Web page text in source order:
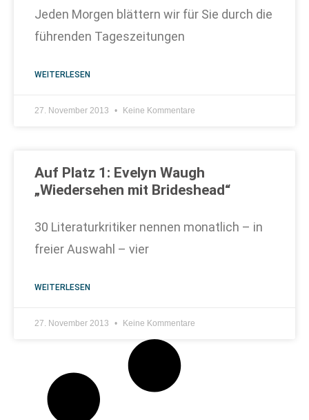
Jeden Morgen blättern wir für Sie durch die
führenden Tageszeitungen
WEITERLESEN
27. November 2013 Keine Kommentare
Auf Platz 1: Evelyn Waugh
„Wiedersehen mit Brideshead“
30 Literaturkritiker nennen monatlich – in
freier Auswahl – vier
WEITERLESEN
27. November 2013 Keine Kommentare